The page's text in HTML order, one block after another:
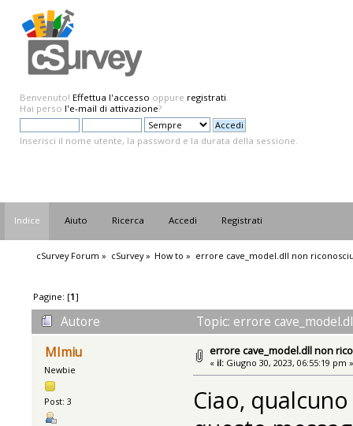
Benvenuto! Effettua l'accesso oppure registrati.
Hai perso l'e-mail di attivazione?
Inserisci il nome utente, la password e la durata della sessione.
Indice Aiuto Ricerca Accedi Registrati
cSurvey Forum » cSurvey» How to » errore cave_model.dll non
Pagine: [1]
Autore
Topic: errore
MImiu
Newbie
Post: 3
errore cave_model.dll non
« il: Giugno 30, 2023, 06:55:19 pm
Ciao,